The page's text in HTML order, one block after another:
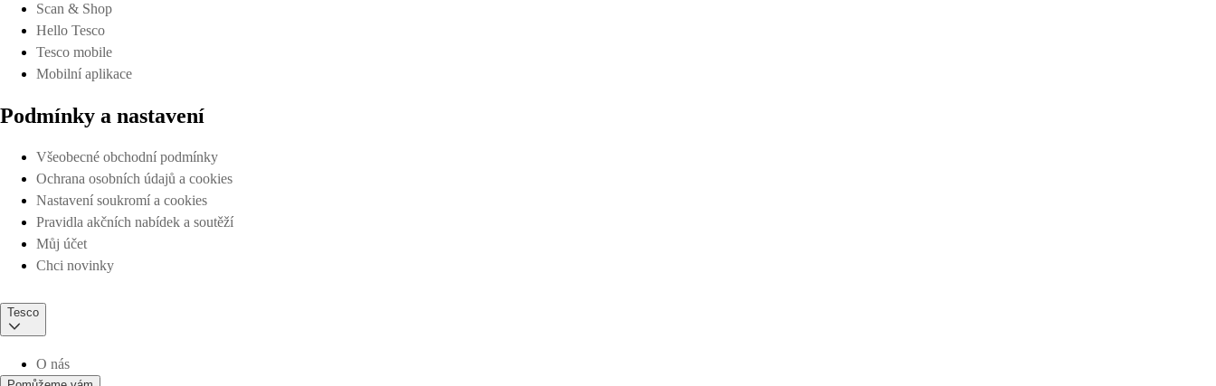
Scan & Shop
Hello Tesco
Tesco mobile
Mobilní aplikace
Podmínky a nastavení
Všeobecné obchodní podmínky
Ochrana osobních údajů a cookies
Nastavení soukromí a cookies
Pravidla akčních nabídek a soutěží
Můj účet
Chci novinky
Tesco
O nás